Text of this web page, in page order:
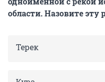
области. Назовите эту
Терек